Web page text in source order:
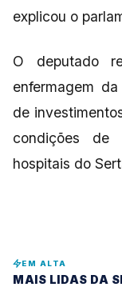
explicou o
O deputado
enfermagem
de
condições de
hospitais do
EM ALTA
MAIS LIDAS DA